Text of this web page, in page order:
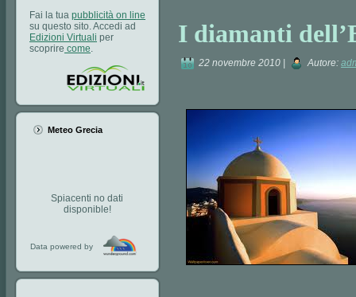
Fai la tua pubblicità on line
su questo sito. Accedi ad
Edizioni Virtuali per
scoprire come.
Meteo Grecia
Spiacenti no dati
disponible!
Data powered by
I diamanti
22 novembre 2010 | Autore: